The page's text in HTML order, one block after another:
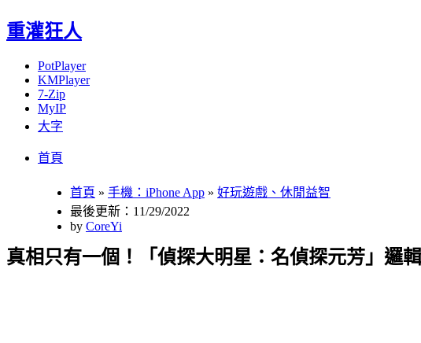
重灌狂人
PotPlayer
KMPlayer
7-Zip
MyIP
大字
首頁
首頁 » 手機：iPhone App » 好玩遊戲、休閒益智
最後更新：11/29/2022
by CoreYi
真相只有一個！「偵探大明星：名偵探元芳」邏